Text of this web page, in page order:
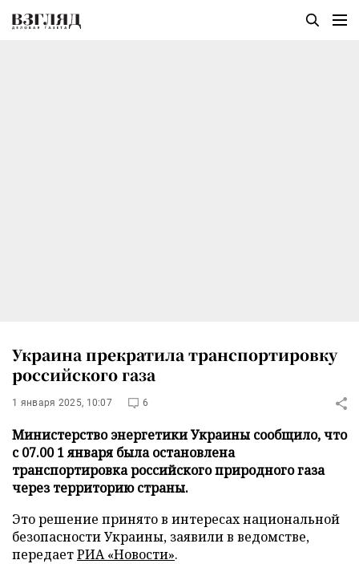
Украина прекратила транспортировку
российского газа
1 января 2025, 10:07 6
Министерство энергетики Украины сообщило, что
с 07.00 1 января была остановлена
транспортировка российского природного газа
через территорию страны.
Это решение принято в интересах национальной
безопасности Украины, заявили в ведомстве,
передаетРИА «Новости».